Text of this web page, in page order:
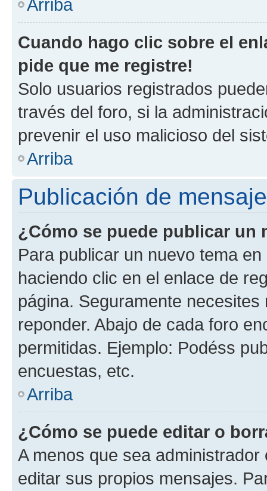
Arriba
Cuando hago clic sobre el
pide que me registre!
Solo usuarios registrados
través del foro, si la
prevenir el uso malicioso del
Arriba
Publicación de
¿Cómo se puede publicar un
Para publicar un nuevo tema
haciendo clic en el enlace de
página. Seguramente
reponder. Abajo de cada foro
permitidas. Ejemplo: Podéss
encuestas, etc.
Arriba
¿Cómo se puede editar o
A menos que sea
editar sus propios mensajes.